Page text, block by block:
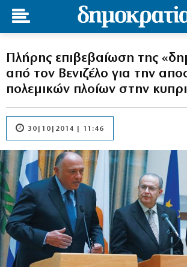
Πλήρης επιβεβαίωση της
από τον Βενιζέλο για την
πολεμικών πλοίων στην
30|10|2014 | 11:46